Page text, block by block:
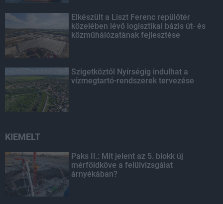
Elkészült a Liszt Ferenc repülőtér
közelében lévő logisztikai bázis út- és
közműhálózatának fejlesztése
Szigetköztől Nyírségig indulhat a
vízmegtartó-rendszerek tervezése
KIEMELT
Paks II.: Mit jelent az 5. blokk új
mérföldköve a felülvizsgálat
árnyékában?